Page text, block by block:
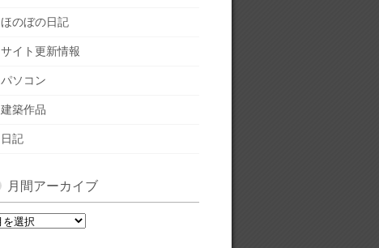
ほのぼの日記
サイト更新情報
パソコン
建築作品
日記
月間アーカイブ